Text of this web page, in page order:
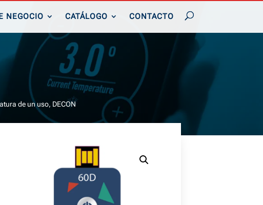
NEGOCIO CATÁLOGO CONTACTO
de un uso, DECON